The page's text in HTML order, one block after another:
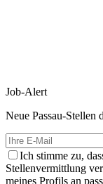
Job-Alert
Neue Passau-Stellen
Ich stimme zu,
Stellenvermittlung
meines Profils an